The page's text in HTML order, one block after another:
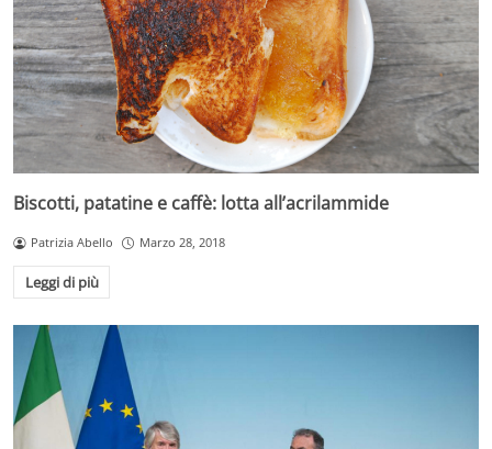
Biscotti, patatine e caffè: lotta all’acrilammide
Patrizia Abello Marzo 28, 2018
Leggi di più